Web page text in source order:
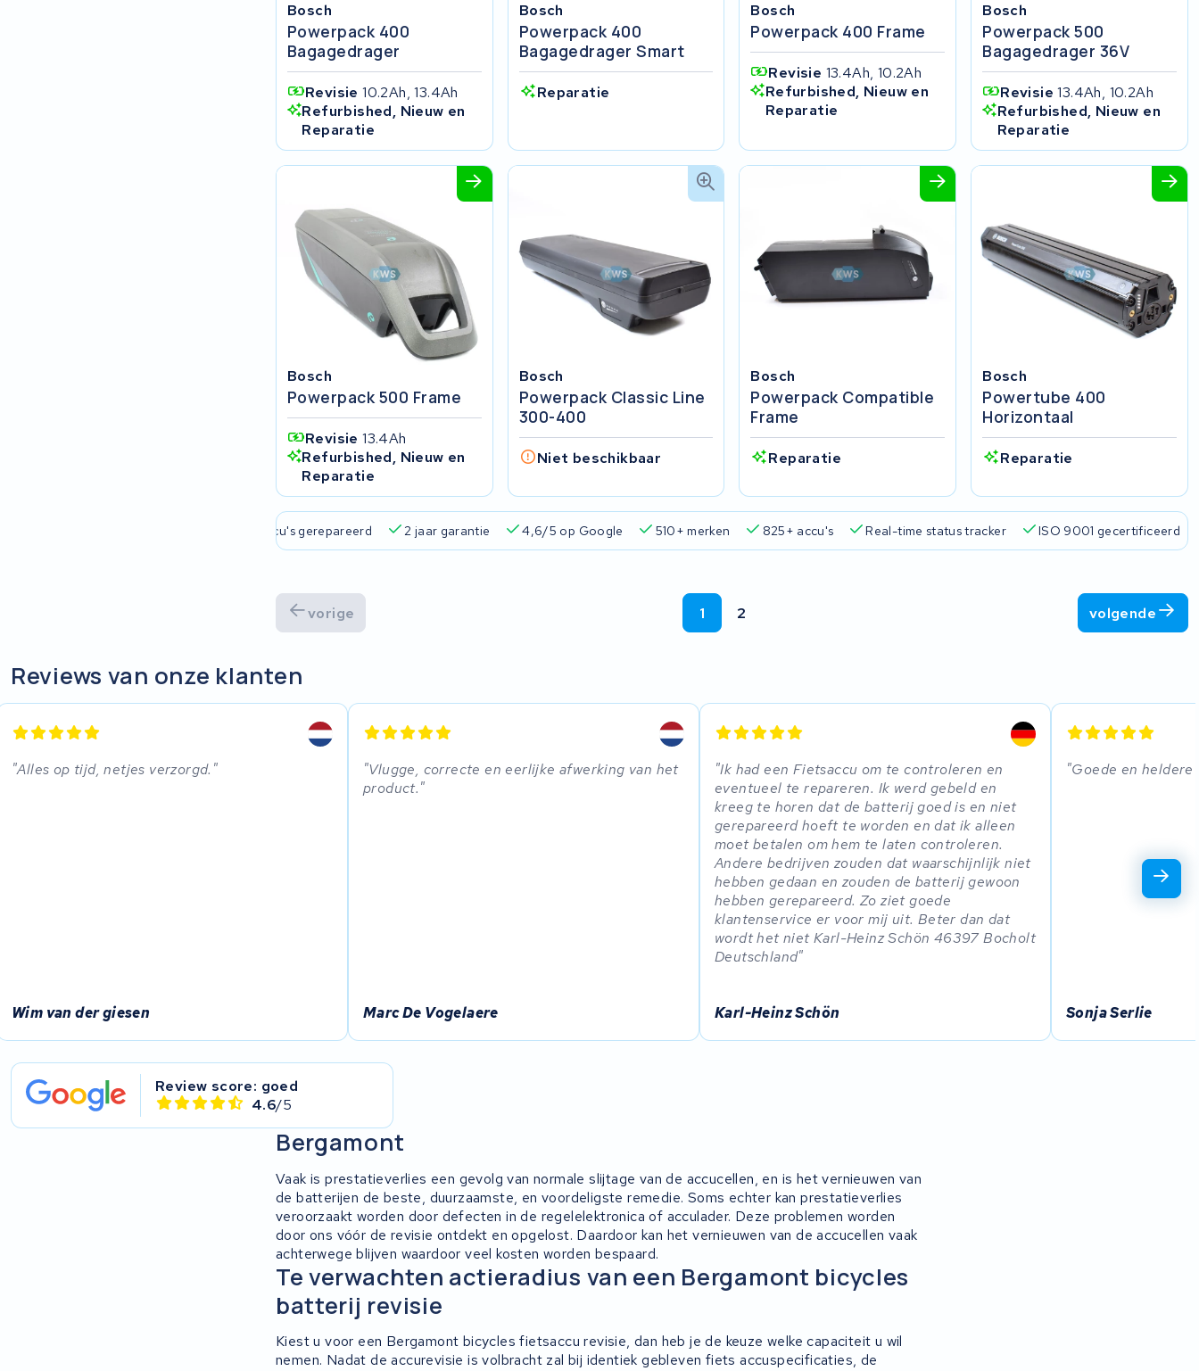
Zuchetti
E-kuma
Ridgeback Bikes
Onebot
Bosch
Powerpack 400
Bagagedrager
Revisie10.2Ah, 13.4Ah
Refurbished, Nieuw en
Reparatie
Bosch
Powerpack 400
Bagagedrager Smart
Reparatie
Bosch
Powerpack 400 Frame
Revisie 13.4Ah, 10.2Ah
Refurbished, Nieuw en
Reparatie
Bosch
Powerpack 500
Bagagedrager 36V
Revisie13.4Ah, 10.2Ah
Refurbished, Nieuw en
Reparatie
Bosch
Powerpack 500 Frame
Revisie13.4Ah
Refurbished, Nieuw en
Reparatie
Bosch
Powerpack Classic Line
300-400
Niet beschikbaar
Bosch
Powerpack Compatible
Frame
Reparatie
Bosch
Powertube 400
Horizontaal
Reparatie
45.000+ accu's gerepareerd 2 jaar garantie 4,6/5 op Google 510+ merken 825+ accu's Real-time status tracker ISO 9001 gecertificeerd
vorige 1 2 volgende
Reviews van onze klanten
Alles op tijd, netjes verzorgd.
Wim van der giesen
Vlugge, correcte en eerlijke afwerking van het
product.
Marc De Vogelaere
Ik had een Fietsaccu om te controleren en
eventueel te repareren. Ik werd gebeld en
kreeg te horen dat de batterij goed is en niet
gerepareerd hoeft te worden en dat ik alleen
moet betalen om hem te laten controleren.
Andere bedrijven zouden dat waarschijnlijk niet
hebben gedaan en zouden de batterij gewoon
hebben gerepareerd. Zo ziet goede
klantenservice er voor mij uit. Beter dan dat
wordt het niet Karl-Heinz Schön 46397 Bocholt
Deutschland
Karl-Heinz Schön
Goede en heldere
Sonja Serlie
Review score: goed
4.6/5
Bergamont
Vaak is prestatieverlies een gevolg van normale slijtage van de accucellen, en is het vernieuwen van
de batterijen de beste, duurzaamste, en voordeligste remedie. Soms echter kan prestatieverlies
veroorzaakt worden door defecten in de regelelektronica of acculader. Deze problemen worden
door ons vóór de revisie ontdekt en opgelost. Daardoor kan het vernieuwen van de accucellen vaak
achterwege blijven waardoor veel kosten worden bespaard.
Te verwachten actieradius van een Bergamont bicycles
batterij revisie
Kiest u voor een Bergamont bicycles fietsaccu revisie, dan heb je de keuze welke capaciteit u wil
nemen. Nadat de accurevisie is volbracht zal bij identiek gebleven fiets accuspecificaties, de